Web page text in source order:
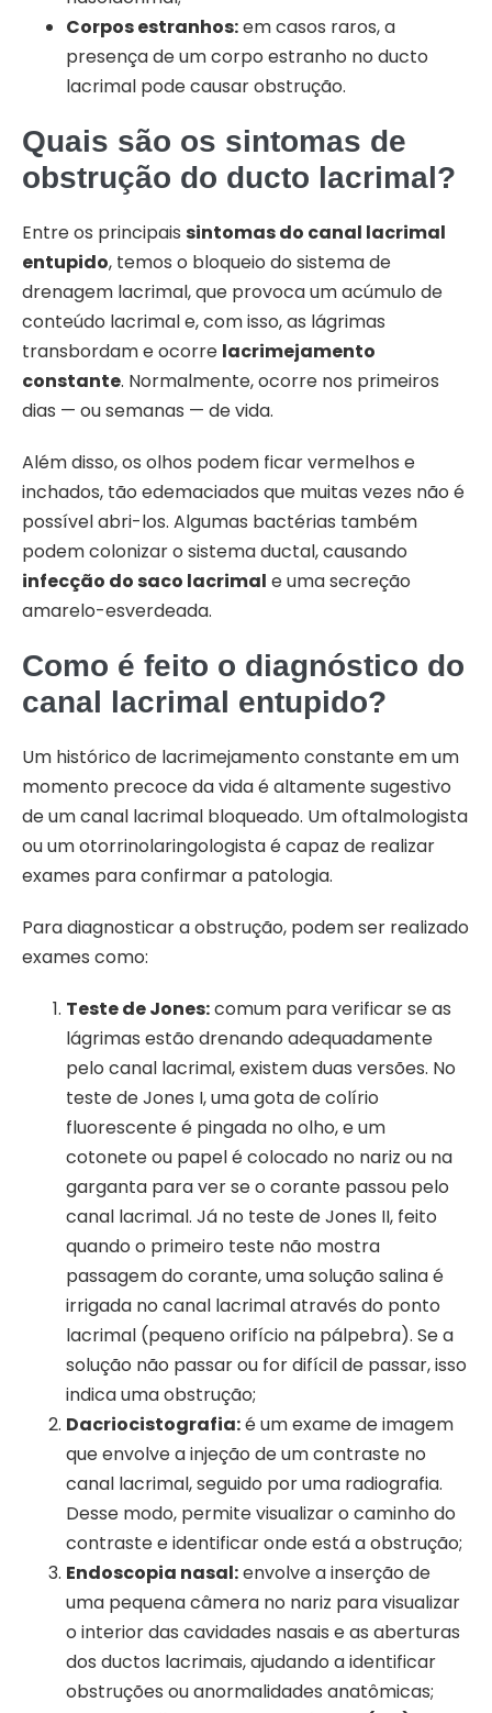
Corpos estranhos:em casos raros, a
presença de um corpo estranho no ducto
lacrimal pode causar obstrução.
Quais são os sintomas de
obstrução do ducto lacrimal?
Entre os principais sintomas do canal lacrimal
entupido, temos o bloqueio do sistema de
drenagem lacrimal, que provoca um acúmulo de
conteúdo lacrimal e, com isso, as lágrimas
transbordam e ocorre lacrimejamento
constante. Normalmente, ocorre nos primeiros
dias — ou semanas — de vida.
Além disso, os olhos podem ficar vermelhos e
inchados, tão edemaciados que muitas vezes não é
possível abri-los. Algumas bactérias também
podem colonizar o sistema ductal, causando
infecção do saco lacrimal e uma secreção
amarelo-esverdeada.
Como é feito o diagnóstico do
canal lacrimal entupido?
Um histórico de lacrimejamento constante em um
momento precoce da vida é altamente sugestivo
de um canal lacrimal bloqueado. Um oftalmologista
ou um otorrinolaringologista é capaz de realizar
exames para confirmar a patologia.
Para diagnosticar a obstrução, podem ser realizado
exames como:
Teste de Jones:comum para verificar se as
lágrimas estão drenando adequadamente
pelo canal lacrimal, existem duas versões. No
teste de Jones I, uma gota de colírio
fluorescente é pingada no olho, e um
cotonete ou papel é colocado no nariz ou na
garganta para ver se o corante passou pelo
canal lacrimal. Já no teste de Jones II, feito
quando o primeiro teste não mostra
passagem do corante, uma solução salina é
irrigada no canal lacrimal através do ponto
lacrimal (pequeno orifício na pálpebra). Se a
solução não passar ou for difícil de passar, isso
indica uma obstrução;
Dacriocistografia:é um exame de imagem
que envolve a injeção de um contraste no
canal lacrimal, seguido por uma radiografia.
Desse modo, permite visualizar o caminho do
contraste e identificar onde está a obstrução;
Endoscopia nasal:envolve a inserção de
uma pequena câmera no nariz para visualizar
o interior das cavidades nasais e as aberturas
dos ductos lacrimais, ajudando a identificar
obstruções ou anormalidades anatômicas;